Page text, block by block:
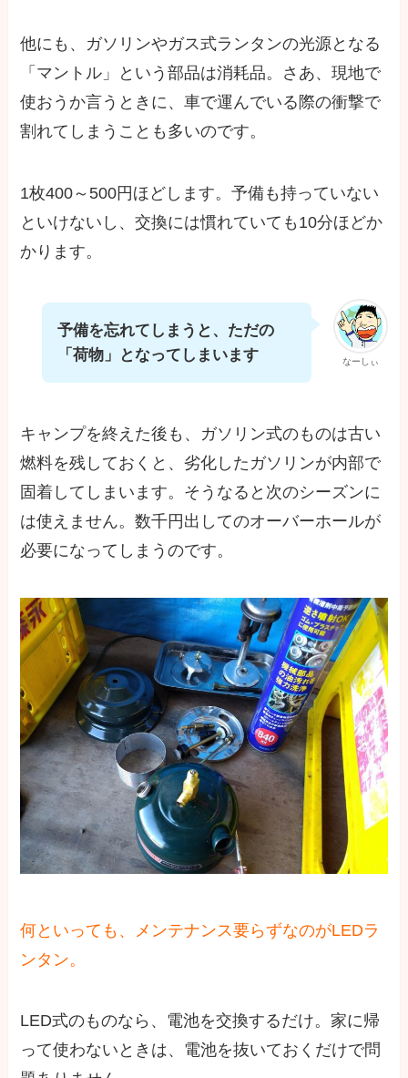
他にも、ガソリンやガス式ランタンの光源となる
「マントル」という部品は消耗品。さあ、現地で
使おうか言うときに、車で運んでいる際の衝撃で
割れてしまうことも多いのです。
1枚400～500円ほどします。予備も持っていない
といけないし、交換には慣れていても10分ほどか
かります。
なーしぃ
予備を忘れてしまうと、ただの
「荷物」となってしまいます
キャンプを終えた後も、ガソリン式のものは古い
燃料を残しておくと、劣化したガソリンが内部で
固着してしまいます。そうなると次のシーズンに
は使えません。数千円出してのオーバーホールが
必要になってしまうのです。
何といっても、メンテナンス要らずなのがLEDラ
ンタン。
LED式のものなら、電池を交換するだけ。家に帰
って使わないときは、電池を抜いておくだけで問